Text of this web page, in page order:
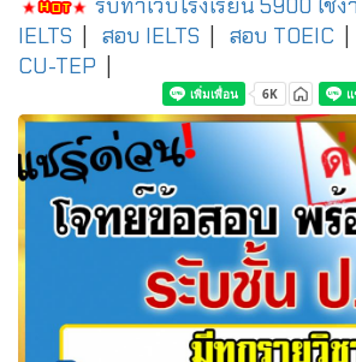
รับทำเว็บโรงเรียน 5900 ใช้ง
IELTS
สอบ IELTS สอบ TOEIC
CU-TEP